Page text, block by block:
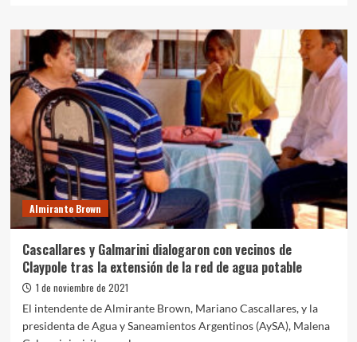
Rafael
Calzada:
Acuerdo
entre
el
municipio
la
Cruz
Roja
Argentina
para
proveer
agua
más
de
3500
Almirante Brown
Cascallares y Galmarini dialogaron con vecinos de
Claypole tras la extensión de la red de agua potable
1 de noviembre de 2021
El intendente de Almirante Brown, Mariano Cascallares, y la
presidenta de Agua y Saneamientos Argentinos (AySA), Malena